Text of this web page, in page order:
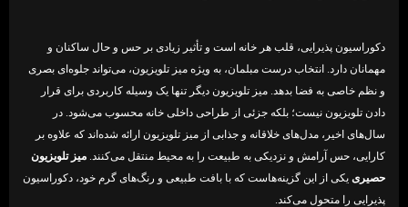
دکوراسیون پذیرایی، قلب هر خانه است و تأثیر زیادی بر حس و حال ساکنان و
مهمانان دارد. انتخاب درست مبلمان، به ویژه میز تلویزیون، می‌تواند جلوه‌ای بصری
و نظم خاصی به فضا بدهد. میز تلویزیون دیگر تنها یک وسیله کاربردی برای قرار
دادن تلویزیون نیست؛ بلکه جزئی از طراحی داخلی خانه محسوب می‌شود. در
سال‌های اخیر، مدل‌های خلاقانه و جذابی از میز تلویزیون ارائه شده‌اند که علاوه بر
کارایی، حس آرامش و نزدیکی به طبیعت را به محیط منتقل می‌کنند. میز تلویزیون
حصیری یکی از این گزینه‌هاست که با بافت طبیعی و رنگ‌های گرم خود، دکوراسیون
پذیرایی را متحول می‌کند.